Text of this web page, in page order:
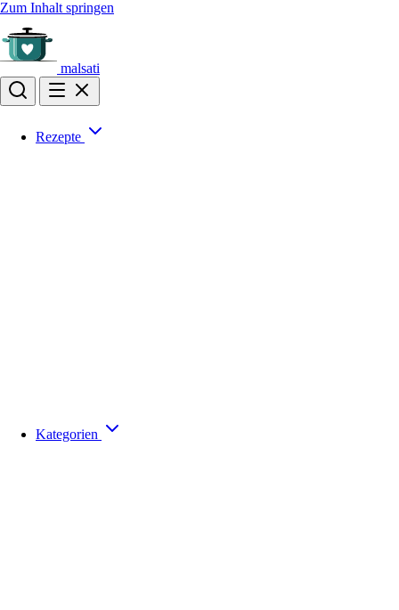
Zum Inhalt springen
malsati
Rezepte
Kategorien